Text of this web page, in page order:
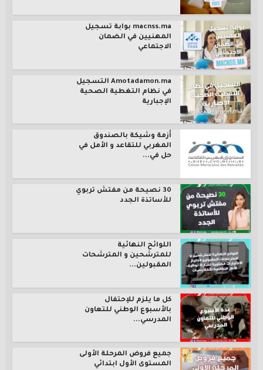
macnss.ma بوابة تسجيل
المهنيين في الضمان
الاجتماعي
Amotadamon.ma التسجيل
في نظام التغطية الصحية
الإجبارية
أزمة وشيكة بالصندوق
المغربي للتقاعد و الأمل في
حل في...
30 نصيحة من مفتش تربوي
للأساتذة الجدد
اللوائح النهائية
للمترشحين و المترشحات
المقبولين...
كل ما يلزم للإحتفال
بالأسبوع الوطني للتعاون
المدرسي...
جميع فروض المرحلة الأولى
المستوى الأول ابتدائي